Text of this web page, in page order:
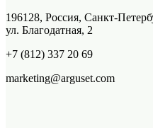
196128, Россия, Санкт-
ул. Благодатная, 2
+7 (812) 337 20 69
marketing@arguset.com